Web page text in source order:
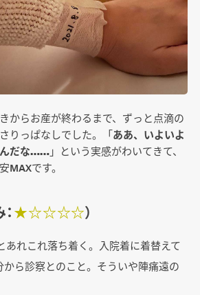
からお産が終わるまで、ずっと点滴の
りっぱなしでした。「ああ、いよいよ
だな……」という実感がわいてきて、
MAXです。
★☆☆☆☆）
あれこれ落ち着く。入院着に着替えて
ら診察とのこと。そういや陣痛遠の